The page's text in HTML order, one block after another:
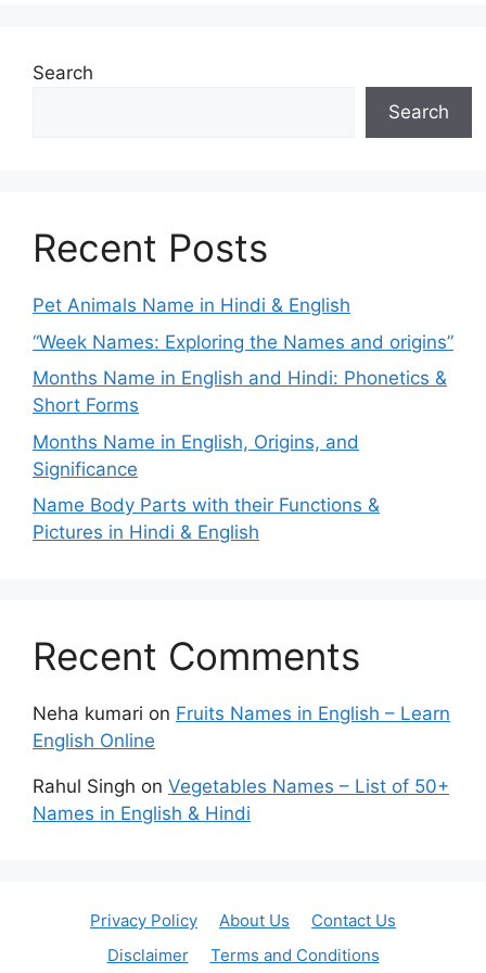
Search
Search
Recent Posts
Pet Animals Name in Hindi & English
“Week Names: Exploring the Names and origins”
Months Name in English and Hindi: Phonetics &
Short Forms
Months Name in English, Origins, and
Significance
Name Body Parts with their Functions &
Pictures in Hindi & English
Recent Comments
Neha kumari on Fruits Names in English – Learn
English Online
Rahul Singh on Vegetables Names – List of 50+
Names in English & Hindi
Privacy Policy About Us
Contact Us
Disclaimer
Terms and Conditions